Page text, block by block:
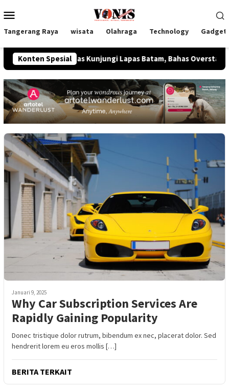
ke
Mobile
Tangerang Raya wisata Olahraga Technology
Konten Spesial
Imipas Kunjungi Lapas Batam, Bahas Overstaying dan KUHP
Januari 9, 2025
Why Car Subscription Services Are
Rapidly Gaining Popularity
Donec tristique dolor rutrum, bibendum ex nec, placerat dolor. Sed
hendrerit lorem eu eros mollis […]
BERITA TERKAIT